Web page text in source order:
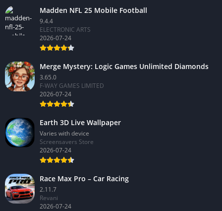
Madden NFL 25 Mobile Football
9.4.4
ELECTRONIC ARTS
2026-07-24
Merge Mystery: Logic Games Unlimited Diamonds
3.65.0
F-WAY GAMES LIMITED
2026-07-24
Earth 3D Live Wallpaper
Varies with device
Screensavers Store
2026-07-24
Race Max Pro – Car Racing
2.11.7
Revani
2026-07-24